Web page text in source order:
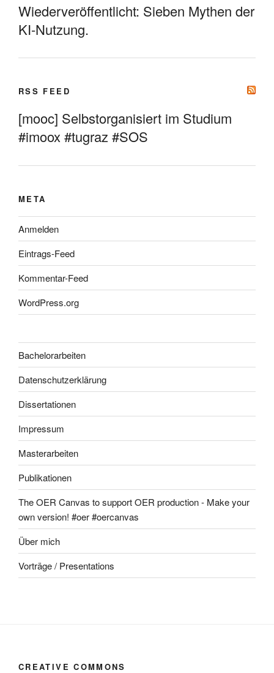
Wiederveröffentlicht: Sieben Mythen der
KI-Nutzung.
RSS FEED
[mooc] Selbstorganisiert im Studium
#imoox #tugraz #SOS
META
Anmelden
Eintrags-Feed
Kommentar-Feed
WordPress.org
Bachelorarbeiten
Datenschutzerklärung
Dissertationen
Impressum
Masterarbeiten
Publikationen
The OER Canvas to support OER production - Make your
own version! #oer #oercanvas
Über mich
Vorträge / Presentations
CREATIVE COMMONS